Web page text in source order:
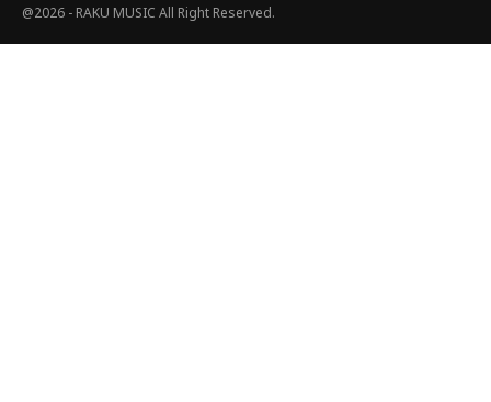
@2026 - RAKU MUSIC All Right Reserved.